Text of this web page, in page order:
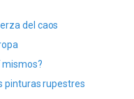
del caos
mismos?
pinturas rupestres